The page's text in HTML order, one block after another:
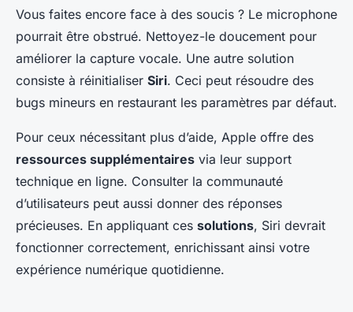
Vous faites encore face à des soucis ? Le microphone
pourrait être obstrué. Nettoyez-le doucement pour
améliorer la capture vocale. Une autre solution
consiste à réinitialiser Siri. Ceci peut résoudre des
bugs mineurs en restaurant les paramètres par défaut.
Pour ceux nécessitant plus d’aide, Apple offre des
ressources supplémentaires via leur support
technique en ligne. Consulter la communauté
d’utilisateurs peut aussi donner des réponses
précieuses. En appliquant ces solutions, Siri devrait
fonctionner correctement, enrichissant ainsi votre
expérience numérique quotidienne.